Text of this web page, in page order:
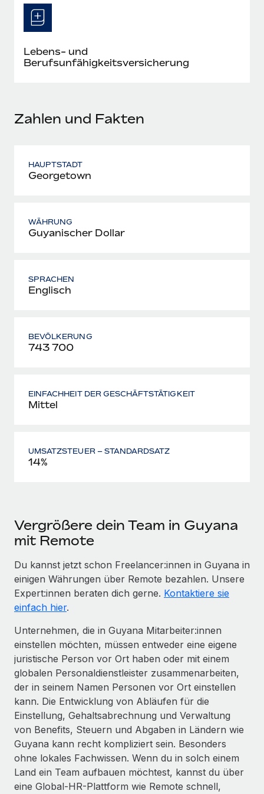
Mehr erfahren
Lebens- und
Berufsunfähigkeitsversicherung
Zahlen und Fakten
HAUPTSTADT
Georgetown
WÄHRUNG
Guyanischer Dollar
SPRACHEN
Englisch
BEVÖLKERUNG
743 700
EINFACHHEIT DER GESCHÄFTSTÄTIGKEIT
Mittel
UMSATZSTEUER – STANDARDSATZ
14%
Vergrößere dein Team in Guyana
mit Remote
Du kannst jetzt schon Freelancer:innen in Guyana in
einigen Währungen über Remote bezahlen. Unsere
Expert:innen beraten dich gerne. Kontaktiere sie
einfach hier.
Unternehmen, die in Guyana Mitarbeiter:innen
einstellen möchten, müssen entweder eine eigene
juristische Person vor Ort haben oder mit einem
globalen Personaldienstleister zusammenarbeiten,
der in seinem Namen Personen vor Ort einstellen
kann. Die Entwicklung von Abläufen für die
Einstellung, Gehaltsabrechnung und Verwaltung
von Benefits, Steuern und Abgaben in Ländern wie
Guyana kann recht kompliziert sein. Besonders
ohne lokales Fachwissen. Wenn du in solch einem
Land ein Team aufbauen möchtest, kannst du über
eine Global-HR-Plattform wie Remote schnell,